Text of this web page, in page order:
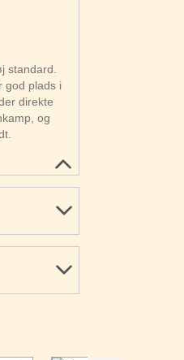
standard.
god plads i
direkte
og